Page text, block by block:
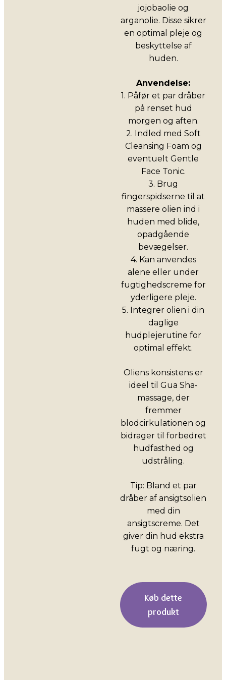
jojobaolie og
arganolie. Disse sikrer
en optimal pleje og
beskyttelse af
huden.
Anvendelse:
1. Påfør et par dråber
på renset hud
morgen og aften.
2. Indled med Soft
Cleansing Foam og
eventuelt Gentle
Face Tonic.
3. Brug
fingerspidserne til at
massere olien ind i
huden med blide,
opadgående
bevægelser.
4. Kan anvendes
alene eller under
fugtighedscreme for
yderligere pleje.
5. Integrer olien i din
daglige
hudplejerutine for
optimal effekt.
Oliens konsistens er
ideel til Gua Sha-
massage, der
fremmer
blodcirkulationen og
bidrager til forbedret
hudfasthed og
udstråling.
Tip: Bland et par
dråber af ansigtsolien
med din
ansigtscreme. Det
giver din hud ekstra
fugt og næring.
Køb dette
produkt